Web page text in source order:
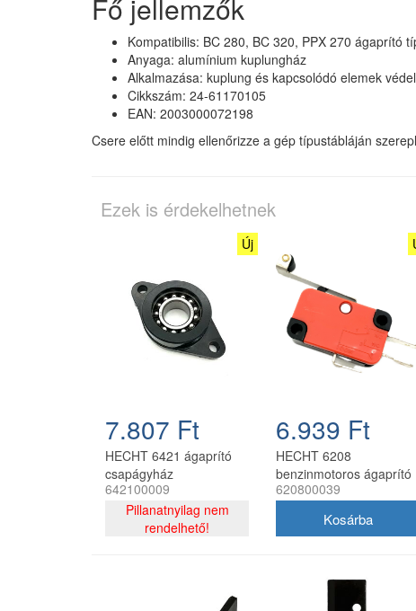
Fő jellemzők
Kompatibilis: BC 280, BC 320, PPX 270 ágaprító
Anyaga: alumínium kuplungház
Alkalmazása: kuplung és kapcsolódó elemek
Cikkszám: 24-61170105
EAN: 2003000072198
Csere előtt mindig ellenőrizze a gép típustábláján
Ezek is érdekelhetnek
Új
7.807 Ft
HECHT 6421 ágaprító
csapágyház
késtengelyhez 2205ATN
csapággyal
642100009
Pillanatnyilag nem
rendelhető!
6.939 Ft
HECHT 6208
benzinmotoros ágaprító
biztonsági kapcsoló
620800039